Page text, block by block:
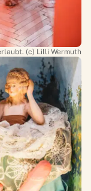
(c) Lilli Wermuth